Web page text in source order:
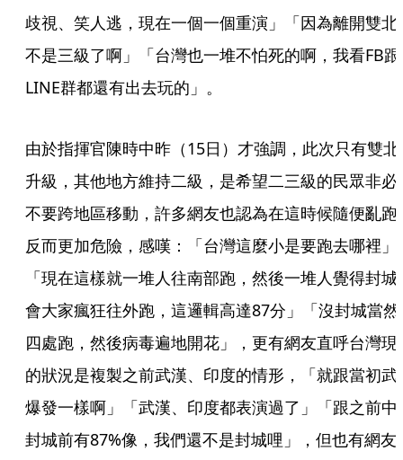
歧視、笑人逃，現在一個一個重演」「因為離開雙北
不是三級了啊」「台灣也一堆不怕死的啊，我看FB跟
LINE群都還有出去玩的」。
由於指揮官陳時中昨（15日）才強調，此次只有雙北
升級，其他地方維持二級，是希望二三級的民眾非必
不要跨地區移動，許多網友也認為在這時候隨便亂跑
反而更加危險，感嘆：「台灣這麼小是要跑去哪裡」
「現在這樣就一堆人往南部跑，然後一堆人覺得封城
會大家瘋狂往外跑，這邏輯高達87分」「沒封城當然
四處跑，然後病毒遍地開花」，更有網友直呼台灣現
的狀況是複製之前武漢、印度的情形，「就跟當初武
爆發一樣啊」「武漢、印度都表演過了」「跟之前中
封城前有87%像，我們還不是封城哩」，但也有網友